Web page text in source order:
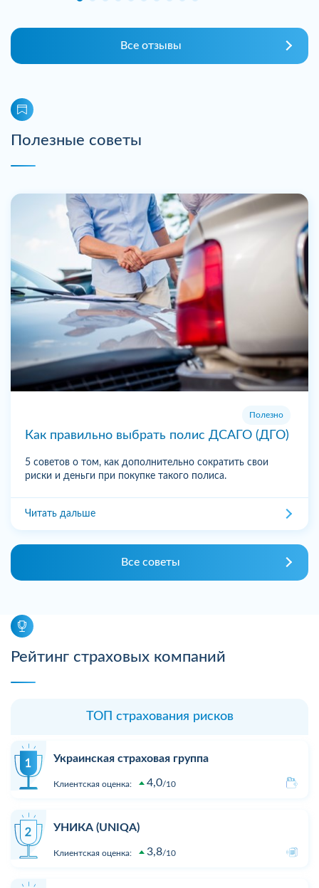
Все отзывы
Полезные советы
Полезно
Как правильно выбрать полис ДСАГО (ДГО)
5 советов о том, как дополнительно сократить свои
риски и деньги при покупке такого полиса.
Читать дальше
Все советы
Рейтинг страховых компаний
ТОП страхования рисков
Украинская страховая группа
Клиентская оценка: 4,0 10
УНИКА (UNIQA)
Клиентская оценка: 3,8 10